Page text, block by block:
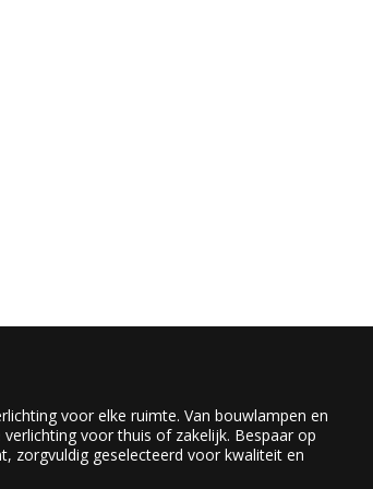
voor elke ruimte. Van bouwlampen en
voor thuis of zakelijk. Bespaar op
zorgvuldig geselecteerd voor kwaliteit en